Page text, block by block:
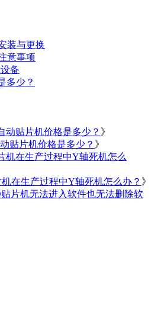
装与更换
意事项
备
多少？
动贴片机价格是多少？ 》
贴片机价格是多少？ 》
机在生产过程中Y轴死机怎么
机在生产过程中Y轴死机怎么办？ 》
片机无法进入软件也无法删除软